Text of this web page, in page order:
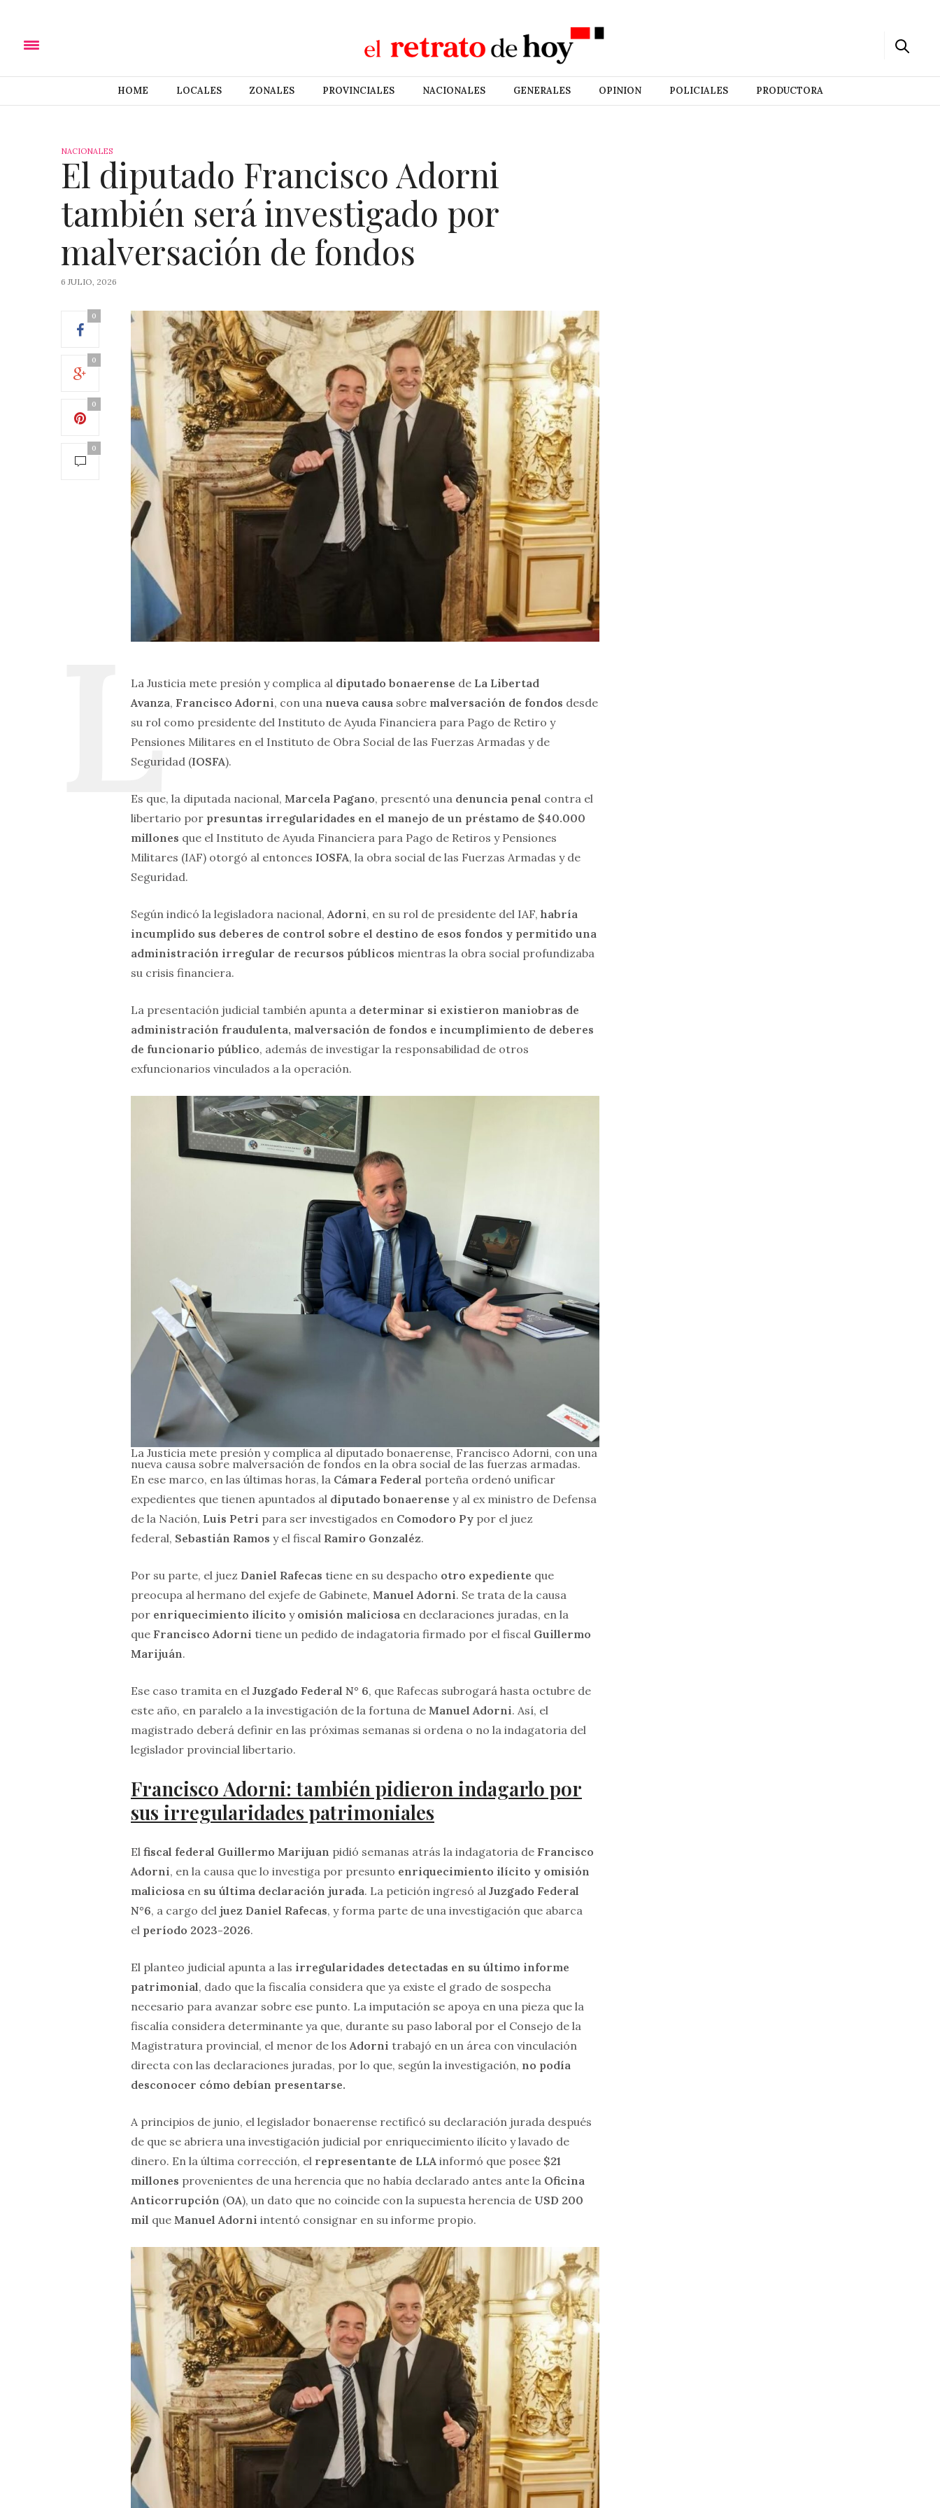
HOME LOCALES ZONALES PROVINCIALES NACIONALES GENERALES OPINION POLICIALES PRODUCTORA
NACIONALES
El diputado Francisco Adorni
también será investigado por
malversación de fondos
6 JULIO, 2026
0
0
0
0
La Justicia mete presión y complica al diputado bonaerense de La Libertad
Avanza, Francisco Adorni, con una nueva causa sobre malversación de fondos desde
su rol como presidente del Instituto de Ayuda Financiera para Pago de Retiro y
Pensiones Militares en el Instituto de Obra Social de las Fuerzas Armadas y de
Seguridad (IOSFA).
Es que, la diputada nacional, Marcela Pagano, presentó una denuncia penal contra el
libertario por presuntas irregularidades en el manejo de un préstamo de $40.000
millones que el Instituto de Ayuda Financiera para Pago de Retiros y Pensiones
Militares (IAF) otorgó al entonces IOSFA, la obra social de las Fuerzas Armadas y de
Seguridad.
Según indicó la legisladora nacional, Adorni, en su rol de presidente del IAF, habría
incumplido sus deberes de control sobre el destino de esos fondos y permitido una
administración irregular de recursos públicos mientras la obra social profundizaba
su crisis financiera.
La presentación judicial también apunta a determinar si existieron maniobras de
administración fraudulenta, malversación de fondos e incumplimiento de deberes
de funcionario público, además de investigar la responsabilidad de otros
exfuncionarios vinculados a la operación.
La Justicia mete presión y complica al diputado bonaerense, Francisco Adorni, con una
nueva causa sobre malversación de fondos en la obra social de las fuerzas armadas.
En ese marco, en las últimas horas, la Cámara Federal porteña ordenó unificar
expedientes que tienen apuntados al diputado bonaerense y al ex ministro de Defensa
de la Nación, Luis Petri para ser investigados en Comodoro Py por el juez
federal, Sebastián Ramos y el fiscal Ramiro Gonzaléz.
Por su parte, el juez Daniel Rafecas tiene en su despacho otro expediente que
preocupa al hermano del exjefe de Gabinete, Manuel Adorni. Se trata de la causa
por enriquecimiento ilícito y omisión maliciosa en declaraciones juradas, en la
que Francisco Adorni tiene un pedido de indagatoria firmado por el fiscal Guillermo
Marijuán.
Ese caso tramita en el Juzgado Federal N° 6, que Rafecas subrogará hasta octubre de
este año, en paralelo a la investigación de la fortuna de Manuel Adorni. Así, el
magistrado deberá definir en las próximas semanas si ordena o no la indagatoria del
legislador provincial libertario.
Francisco Adorni: también pidieron indagarlo por
sus irregularidades patrimoniales
El fiscal federal Guillermo Marijuan pidió semanas atrás la indagatoria de Francisco
Adorni, en la causa que lo investiga por presunto enriquecimiento ilícito y omisión
maliciosa en su última declaración jurada. La petición ingresó al Juzgado Federal
N°6, a cargo del juez Daniel Rafecas, y forma parte de una investigación que abarca
el período 2023-2026.
El planteo judicial apunta a las irregularidades detectadas en su último informe
patrimonial, dado que la fiscalía considera que ya existe el grado de sospecha
necesario para avanzar sobre ese punto. La imputación se apoya en una pieza que la
fiscalía considera determinante ya que, durante su paso laboral por el Consejo de la
Magistratura provincial, el menor de losAdorni trabajó en un área con vinculación
directa con las declaraciones juradas, por lo que, según la investigación, no podía
desconocer cómo debían presentarse.
A principios de junio, el legislador bonaerense rectificó su declaración jurada después
de que se abriera una investigación judicial por enriquecimiento ilícito y lavado de
dinero. En la última corrección, el representante de LLA informó que posee $21
millones provenientes de una herencia que no había declarado antes ante la Oficina
Anticorrupción (OA), un dato que no coincide con la supuesta herencia de USD 200
mil que Manuel Adorni intentó consignar en su informe propio.